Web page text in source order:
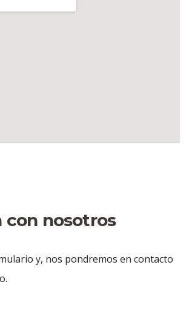
Peñalver Caballero
con nosotros
y, nos pondremos en contacto